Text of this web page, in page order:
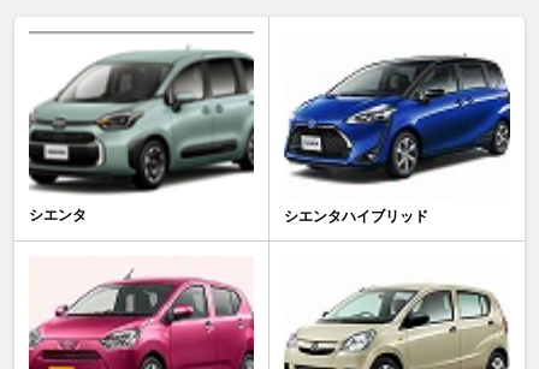
シエンタ シエンタハイブリッド